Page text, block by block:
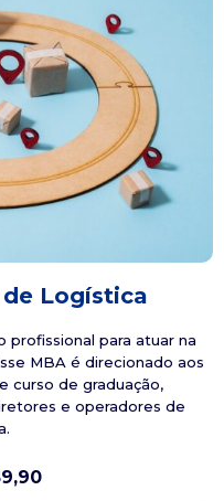
Logística
para atuar na
MBA é direcionado aos
curso de graduação,
e operadores de